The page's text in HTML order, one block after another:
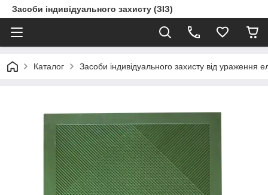
Засоби індивідуального захисту (ЗІЗ)
Каталог Засоби індивідуального захисту від ураження